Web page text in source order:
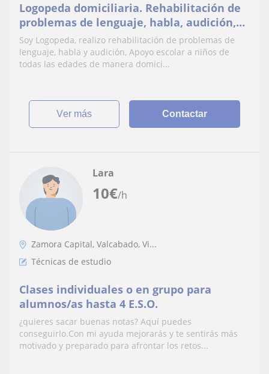
Logopeda domiciliaria. Rehabilitación de
problemas de lenguaje, habla, audición,
voz y alimentación en niños y adultos
Soy Logopeda, realizo rehabilitación de problemas de
lenguaje, habla y audición, Apoyo escolar a niños de
todas las edades de manera domici...
ver más Contactar
10€/h
Lara
Zamora Capital, Valcabado, Vi...
Técnicas de estudio
Clases individuales o en grupo para
alumnos/as hasta 4 E.S.O.
¿quieres sacar buenas notas? Aquí puedes
conseguirlo.Con mi ayuda mejorarás y te sentirás más
motivado y preparado para afrontar los retos...